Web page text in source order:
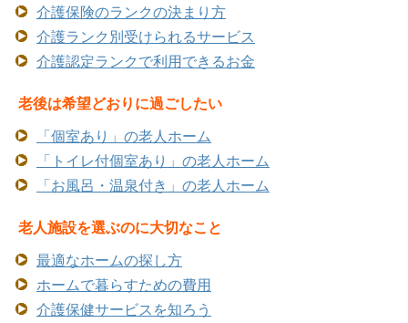
介護保険のランクの決まり方
介護ランク別受けられるサービス
介護認定ランクで利用できるお金
老後は希望どおりに過ごしたい
「個室あり」の老人ホーム
「トイレ付個室あり」の老人ホーム
「お風呂・温泉付き」の老人ホーム
老人施設を選ぶのに大切なこと
最適なホームの探し方
ホームで暮らすための費用
介護保健サービスを知ろう